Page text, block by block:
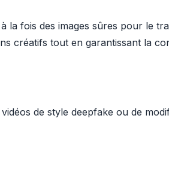
la fois des images sûres pour le
créatifs tout en garantissant la
de style deepfake ou de